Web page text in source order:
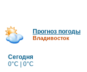
Прогноз погоды
Владивосток
Сегодня
0°C | 0°C